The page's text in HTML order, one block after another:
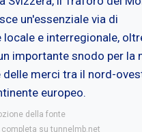
un'essenziale via di
e interregionale,
importante snodo per la
delle merci tra il nord-
europeo.
della fonte
su tunnelmb.net